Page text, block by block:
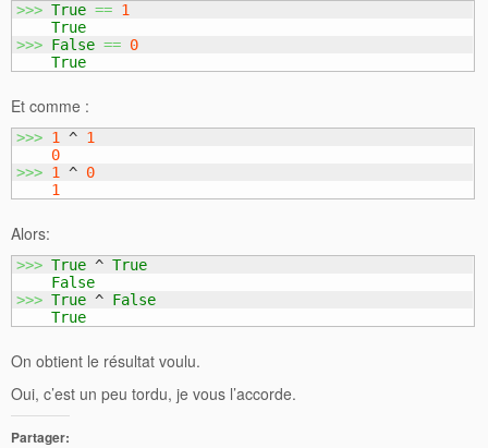
>>> True == 1
True
>>> False == 0
True
Et comme :
>>> 1 ^ 1
0
>>> 1 ^ 0
1
Alors:
>>> True ^ True
False
>>> True ^ False
True
On obtient le résultat voulu.
Oui, c’est un peu tordu, je vous l’accorde.
Partager: